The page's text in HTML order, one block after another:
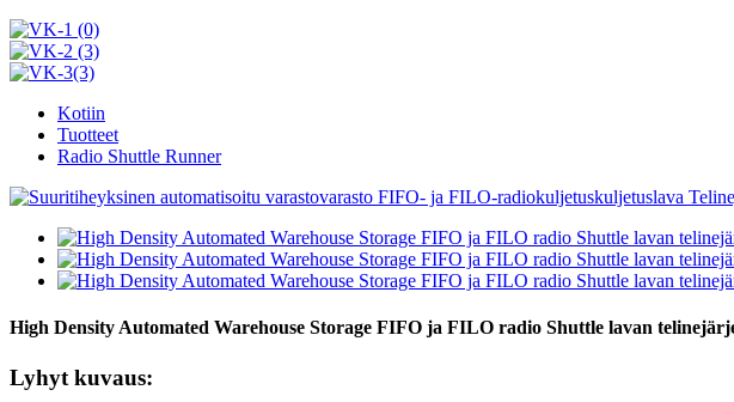
Kotiin
Tuotteet
Radio Shuttle Runner
High Density Automated Warehouse Storage FIFO ja FILO radio Shuttle lavan
Lyhyt kuvaus: